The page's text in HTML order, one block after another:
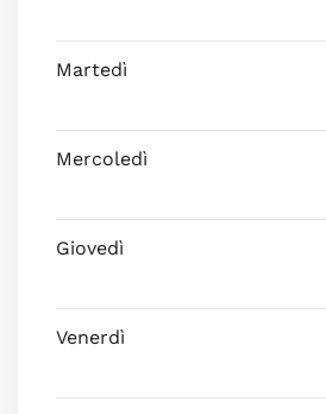
Martedì
Mercoledì
Giovedì
Venerdì